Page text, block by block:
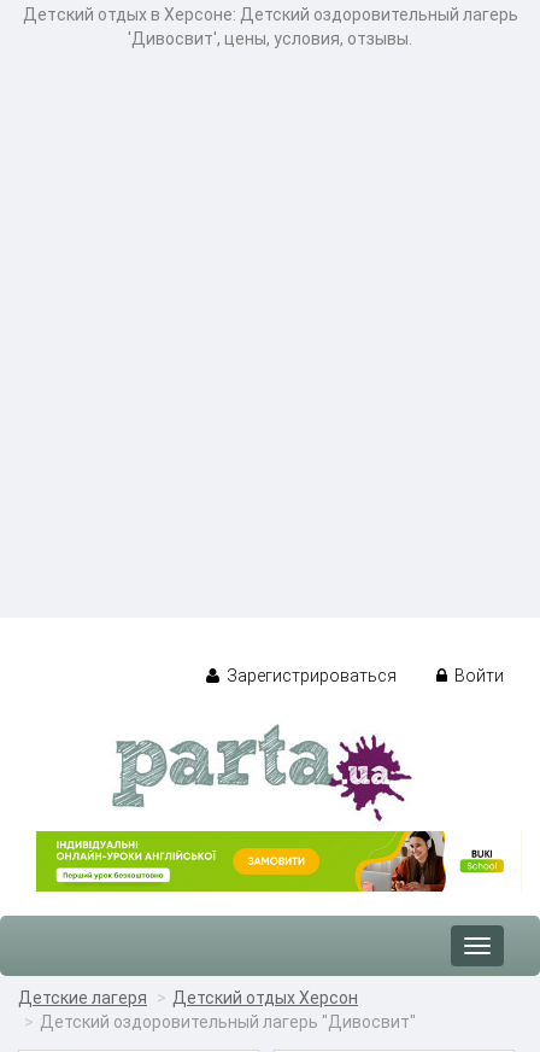
Детcкий отдых в Херсоне: Детский оздоровительный лагерь
'Дивосвит', цены, условия, отзывы.
Зарегистрироваться Войти
Toggle
Детские лагеря
Детский отдых Херсон
Детский оздоровительный лагерь "Дивосвит"